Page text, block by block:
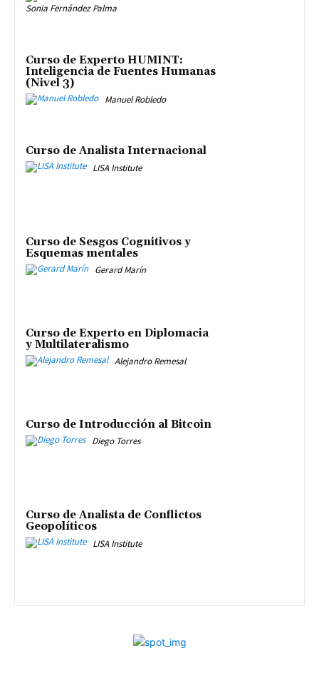
Sonia Fernández Palma
Curso de Experto HUMINT:
Inteligencia de Fuentes Humanas
(Nivel 3)
Manuel Robledo
Curso de Analista Internacional
LISA Institute
Curso de Sesgos Cognitivos y
Esquemas mentales
Gerard Marín
Curso de Experto en Diplomacia
y Multilateralismo
Alejandro Remesal
Curso de Introducción al Bitcoin
Diego Torres
Curso de Analista de Conflictos
Geopolíticos
LISA Institute